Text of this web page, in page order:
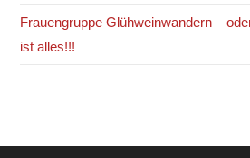
Frauengruppe Glühweinwandern –
ist alles!!!